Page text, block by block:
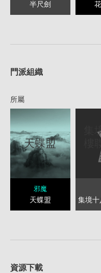
半尺劍
門派組織
所屬
天蝶盟
邪魔
天蝶盟
資源下載